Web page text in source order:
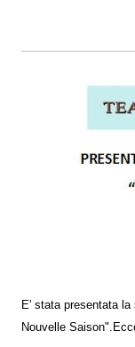
E' stata presentata
Nouvelle